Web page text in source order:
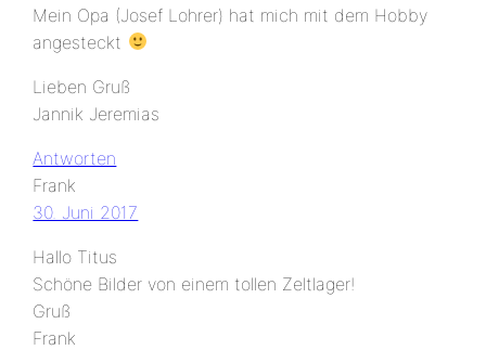
Mein Opa (Josef Lohrer) hat mich mit dem Hobby
angesteckt
Lieben Gruß
Jannik Jeremias
Antworten
Frank
30. Juni 2017
Hallo Titus
Schöne Bilder von einem tollen Zeltlager!
Gruß
Frank